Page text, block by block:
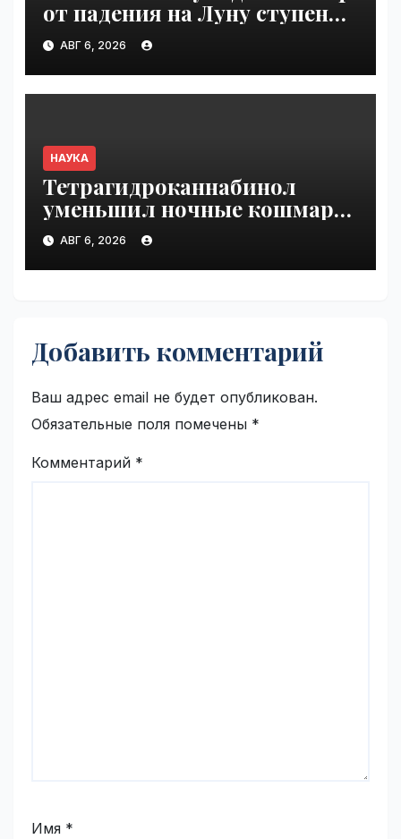
от падения на Луну ступени
ракеты Falcon 9 | VseTime.ru
АВГ 6, 2026
НАУКА
Тетрагидроканнабинол
уменьшил ночные кошмары
при ПТСР | VseTime.ru
АВГ 6, 2026
Добавить комментарий
Ваш адрес email не будет опубликован.
Обязательные поля помечены *
Комментарий *
Имя *